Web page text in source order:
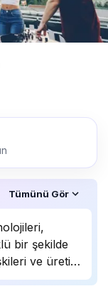
Tümünü Gör
bir şekilde
ve üretim
yapay zeka,